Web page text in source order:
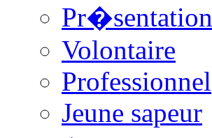
Pr�sentation
Volontaire
Professionnel
Jeune sapeur